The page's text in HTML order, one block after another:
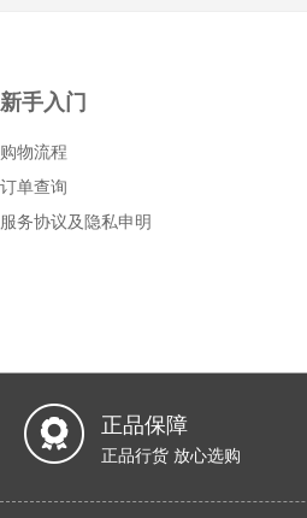
新手入门
购物流程
订单查询
服务协议及隐私申明
正品保障
正品行货 放心选购